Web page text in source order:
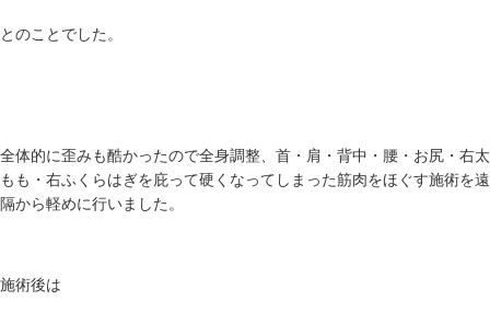
とのことでした。
全体的に歪みも酷かったので全身調整、首・肩・背中・腰・お尻・右太
もも・右ふくらはぎを庇って硬くなってしまった筋肉をほぐす施術を遠
隔から軽めに行いました。
施術後は